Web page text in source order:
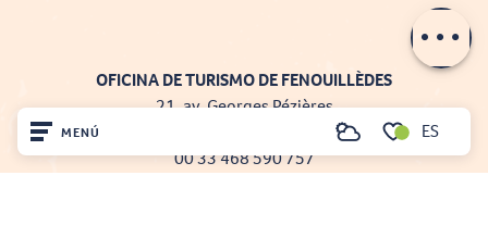
MENÚ
Voir les favoris
Buscar ES
OFICINA DE TURISMO DE FENOUILLÈDES
21, av. Georges Pézières
66220 SAINT-PAUL-DE-FENOUILLET
00 33 468 590 757